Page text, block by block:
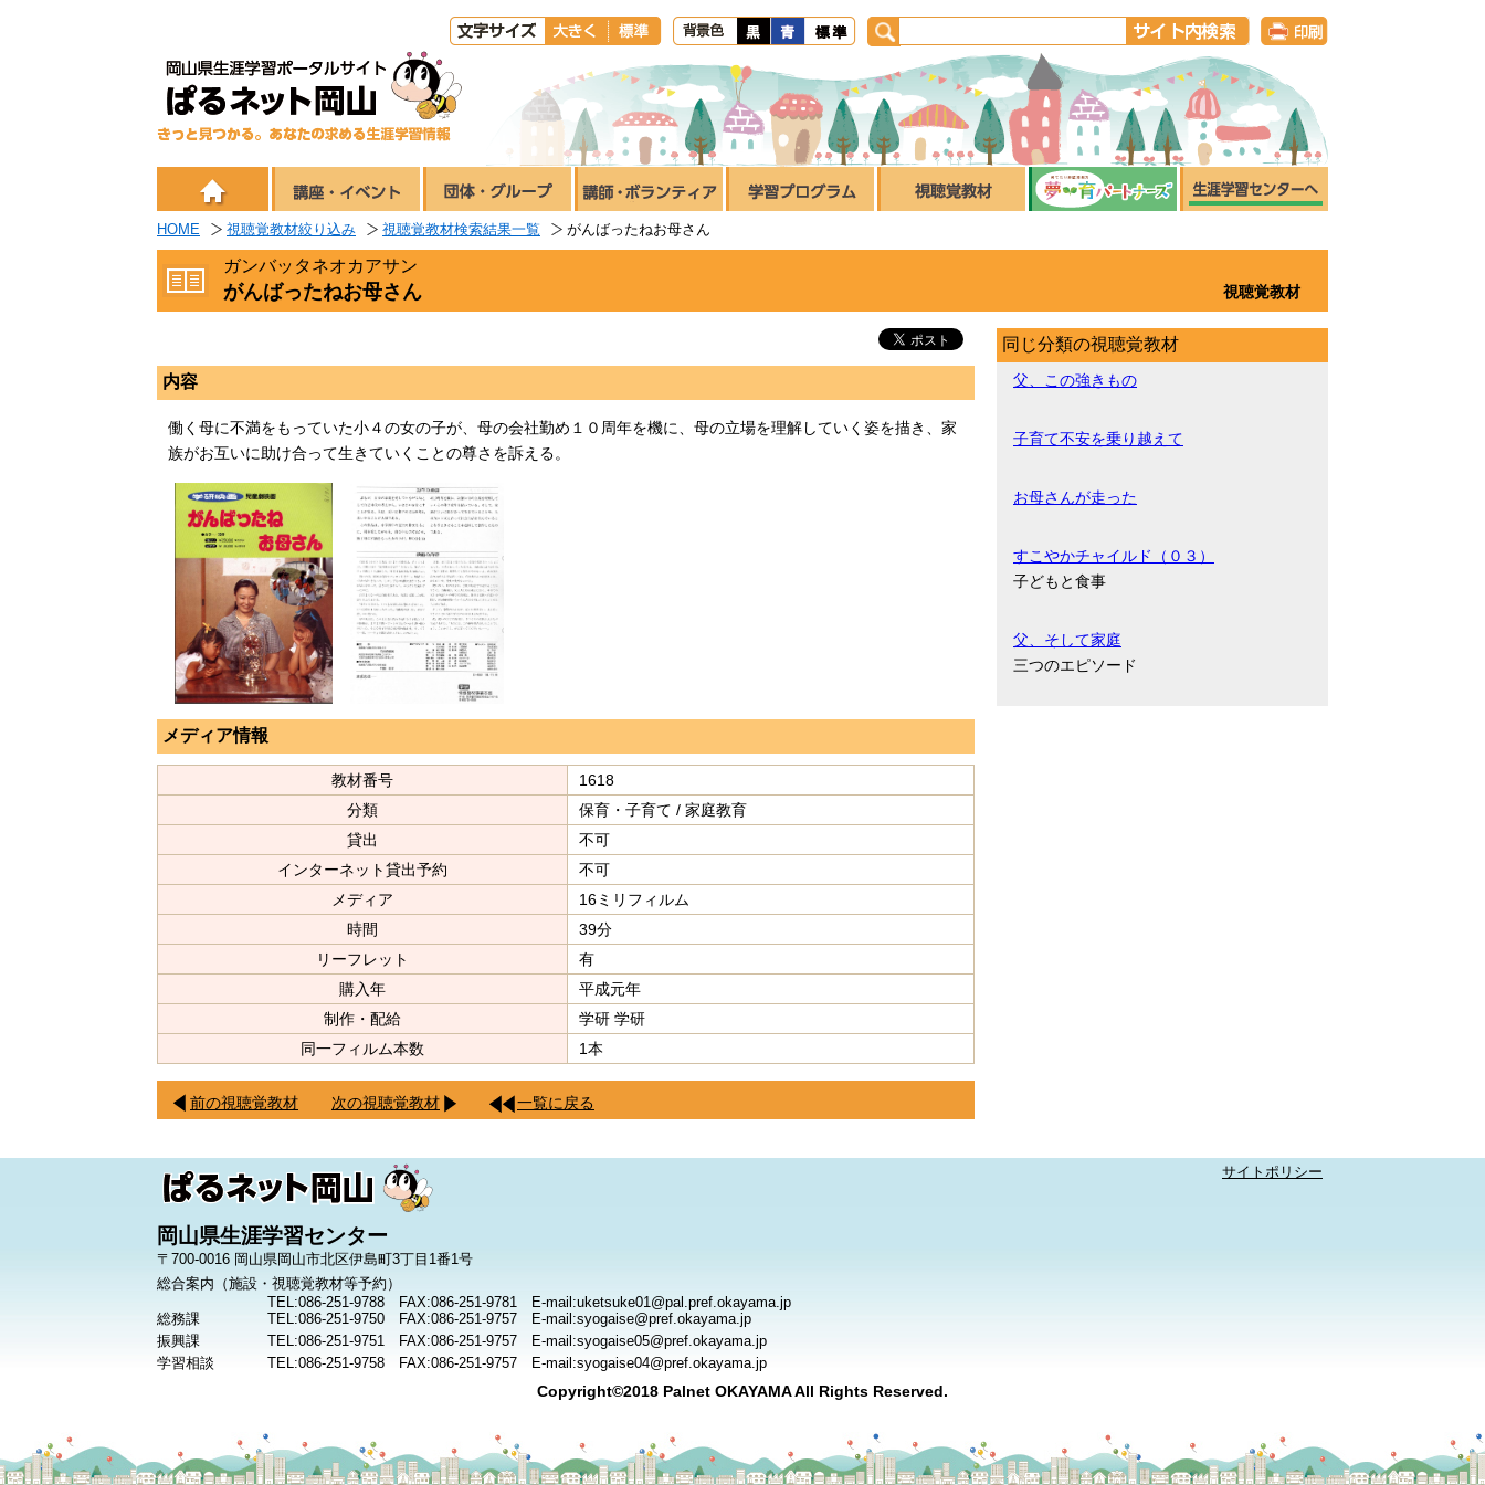
HOME 視聴覚教材絞り込み 視聴覚教材検索結果一覧 がんばったねお母さん
ガンバッタネオカアサン
がんばったねお母さん 視聴覚教材
内容
働く母に不満をもっていた小４の女の子が、母の会社勤め１０周年を機に、母の立場を理解していく姿を描き、家
族がお互いに助け合って生きていくことの尊さを訴える。
メディア情報
教材番号
1618
分類
保育・子育て / 家庭教育
貸出
不可
インターネット貸出予約
不可
メディア
16ミリフィルム
時間
39分
リーフレット
有
購入年
平成元年
制作・配給
学研 学研
同一フィルム本数
1本
前の視聴覚教材 次の視聴覚教材 一覧に戻る
同じ分類の視聴覚教材
父、この強きもの
子育て不安を乗り越えて
お母さんが走った
すこやかチャイルド（０３）
子どもと食事
父、そして家庭
三つのエピソード
サイトポリシー
岡山県生涯学習センター
〒700-0016 岡山県岡山市北区伊島町3丁目1番1号
総合案内（施設・視聴覚教材等予約）
TEL:086-251-9788 FAX:086-251-9781 E-mail:uketsuke01@pal.pref.okayama.jp
総務課
TEL:086-251-9750 FAX:086-251-9757 E-mail:syogaise@pref.okayama.jp
振興課
TEL:086-251-9751 FAX:086-251-9757 E-mail:syogaise05@pref.okayama.jp
学習相談
TEL:086-251-9758 FAX:086-251-9757 E-mail:syogaise04@pref.okayama.jp
Copyright©2018 Palnet OKAYAMA All Rights Reserved.